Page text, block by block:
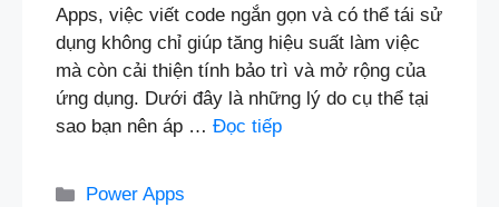
Apps, việc viết code ngắn gọn và có thể tái sử
dụng không chỉ giúp tăng hiệu suất làm việc
mà còn cải thiện tính bảo trì và mở rộng của
ứng dụng. Dưới đây là những lý do cụ thể tại
sao bạn nên áp … Đọc tiếp
Danh
Power Apps